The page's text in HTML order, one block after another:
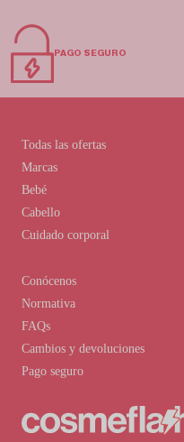
PAGO SEGURO
Conócenos
Normativa
FAQs
Cambios y devoluciones
Pago seguro
Todas las ofertas
Marcas
Bebé
Cabello
Cuidado corporal